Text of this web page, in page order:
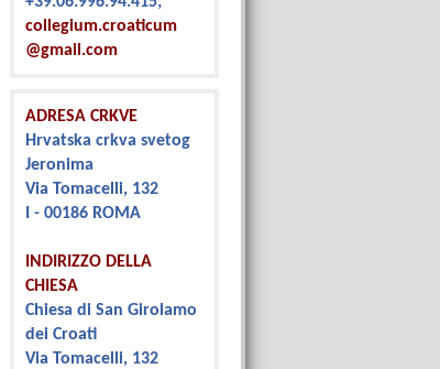
collegium.croaticum
@gmail.com
ADRESA CRKVE
Hrvatska crkva svetog
Jeronima
Via Tomacelli, 132
I - 00186 ROMA
INDIRIZZO DELLA
CHIESA
Chiesa di San Girolamo
dei Croati
Via Tomacelli, 132